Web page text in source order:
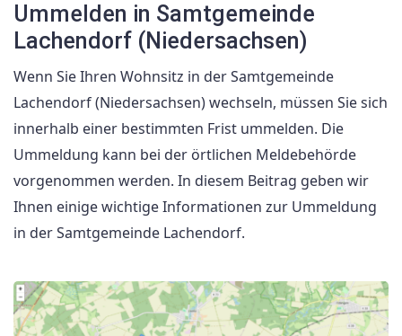
Ummelden in Samtgemeinde
Lachendorf (Niedersachsen)
Wenn Sie Ihren Wohnsitz in der Samtgemeinde
Lachendorf (Niedersachsen) wechseln, müssen Sie sich
innerhalb einer bestimmten Frist ummelden. Die
Ummeldung kann bei der örtlichen Meldebehörde
vorgenommen werden. In diesem Beitrag geben wir
Ihnen einige wichtige Informationen zur Ummeldung
in der Samtgemeinde Lachendorf.